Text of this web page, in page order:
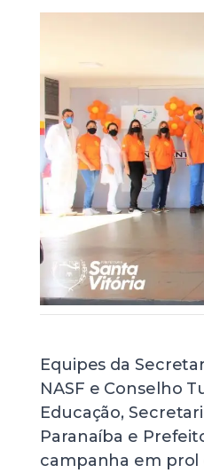
Equipes da
NASF e Conselho
Educação,
Paranaíba e
campanha em